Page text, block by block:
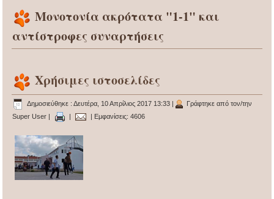
Μονοτονία ακρότατα "1-1" και
αντίστροφες συναρτήσεις
Χρήσιμες ιστοσελίδες
Δημοσιεύθηκε : Δευτέρα, 10 Απρίλιος 2017 13:33
Γράφτηκε από τον/την
Super User
| Εμφανίσεις: 4606